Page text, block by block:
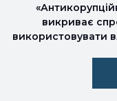
викриває
використовувати